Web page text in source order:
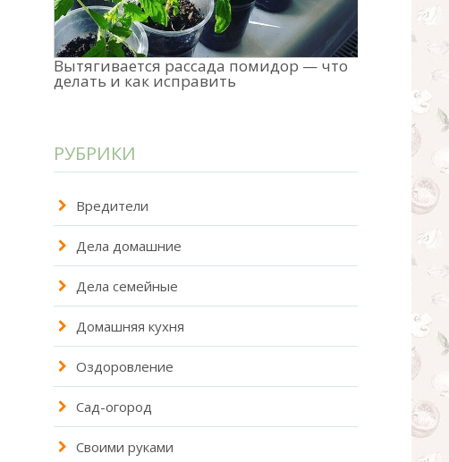
Вытягивается рассада помидор — что
делать и как исправить
РУБРИКИ
Вредители
Дела домашние
Дела семейные
Домашняя кухня
Оздоровление
Сад-огород
Своими руками